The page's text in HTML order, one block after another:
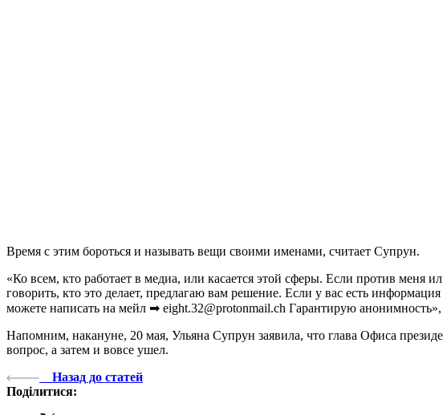
Время с этим бороться и называть вещи своими именами, считает Супрун.
«Ко всем, кто работает в медиа, или касается этой сферы. Если против
говорить, кто это делает, предлагаю вам решение. Если у вас есть
можете написать на мейл ➡ eight.32@protonmail.ch Гарантирую анонимность»,
Напомним, накануне, 20 мая, Ульяна Супрун заявила, что глава Офиса
вопрос, а затем и вовсе ушел.
Назад до статей
Поділитися: